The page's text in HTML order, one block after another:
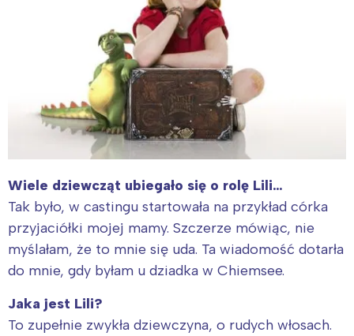
Wiele dziewcząt ubiegało się o rolę Lili…
Tak było, w castingu startowała na przykład córka
przyjaciółki mojej mamy. Szczerze mówiąc, nie
myślałam, że to mnie się uda. Ta wiadomość dotarła
do mnie, gdy byłam u dziadka w Chiemsee.
Jaka jest Lili?
To zupełnie zwykła dziewczyna, o rudych włosach.